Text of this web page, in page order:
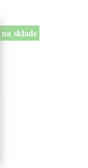
na sklade